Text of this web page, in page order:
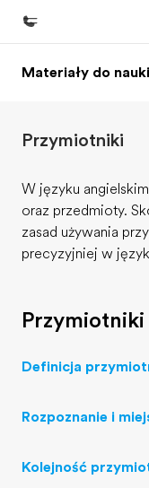
Home
Nasze programy
Nasze biura
Znajdź najbliższe biuro
Kim jesteśmy
Dołącz do naszego
Materiały do
Przymiotniki
W języku
oraz przedmioty.
zasad używania
precyzyjniej w
Definicja
Rozpoznanie i
Kolejność